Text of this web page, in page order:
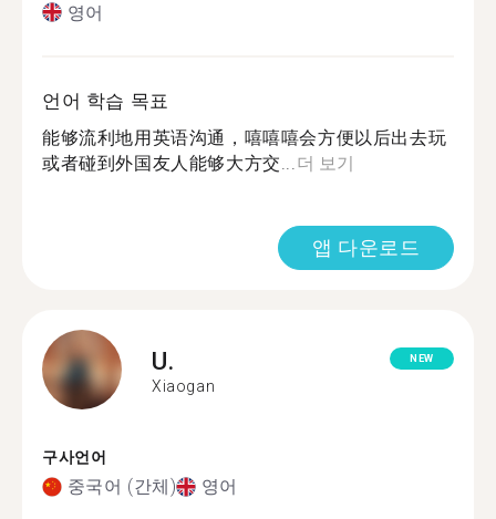
영어
언어 학습 목표
能够流利地用英语沟通，嘻嘻嘻会方便以后出去玩
或者碰到外国友人能够大方交... 더 보기
앱 다운로드
U.
Xiaogan
NEW
구사언어
중국어 (간체) 영어